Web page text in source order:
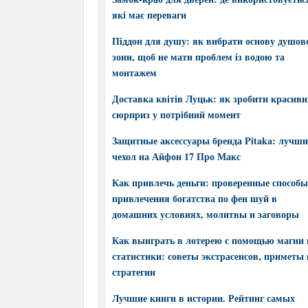
які має переваги
Піддон для душу: як вибрати основу
зони, щоб не мати проблем із водою та
монтажем
Доставка квітів Луцьк: як зробити
сюрприз у потрібний момент
Защитные аксессуары бренда Pitaka:
чехол на Айфон 17 Про Макс
Как привлечь деньги: проверенные способы
привлечения богатства по фен шуй в
домашних условиях, молитвы и заговоры
Как выиграть в лотерею с помощью магии
статистики: советы экстрасенсов, приметы
стратегии
Лучшие книги в истории. Рейтинг самых